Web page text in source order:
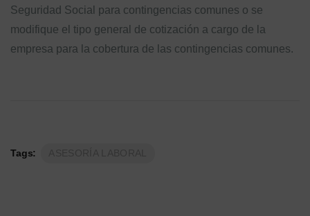
Seguridad Social para contingencias comunes o se
modifique el tipo general de cotización a cargo de la
empresa para la cobertura de las contingencias comunes.
Tags: